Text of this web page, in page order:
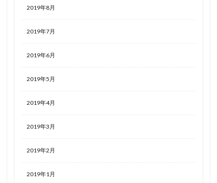
2019年8月
2019年7月
2019年6月
2019年5月
2019年4月
2019年3月
2019年2月
2019年1月